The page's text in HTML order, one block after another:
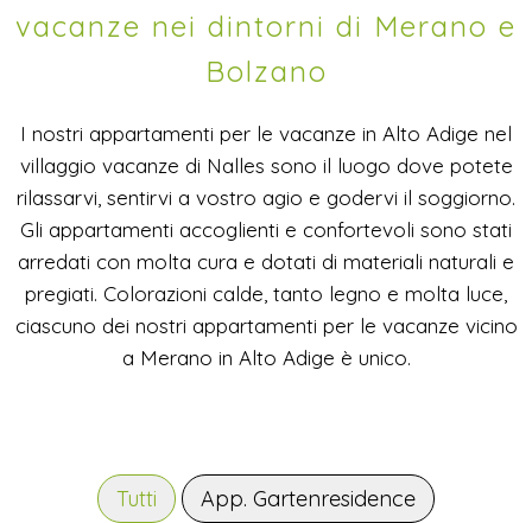
vacanze nei dintorni di Merano e
Bolzano
I nostri appartamenti per le vacanze in Alto Adige nel
villaggio vacanze di Nalles sono il luogo dove potete
rilassarvi, sentirvi a vostro agio e godervi il soggiorno.
Gli appartamenti accoglienti e confortevoli sono stati
arredati con molta cura e dotati di materiali naturali e
pregiati. Colorazioni calde, tanto legno e molta luce,
ciascuno dei nostri appartamenti per le vacanze vicino
a Merano in Alto Adige è unico.
Tutti App. Gartenresidence